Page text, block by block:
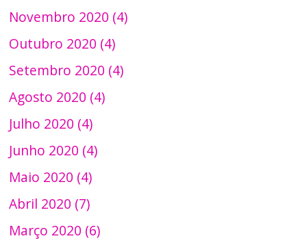
Novembro 2020 (4)
Outubro 2020 (4)
Setembro 2020 (4)
Agosto 2020 (4)
Julho 2020 (4)
Junho 2020 (4)
Maio 2020 (4)
Abril 2020 (7)
Março 2020 (6)